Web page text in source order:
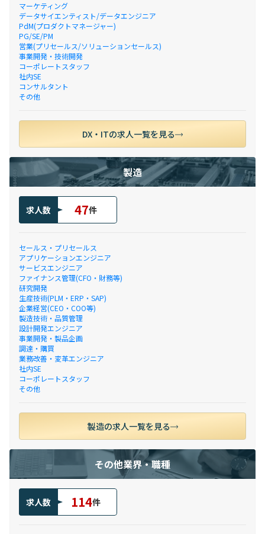
マーケティング
データサイエンティスト/データエンジニア
PdM(プロダクトマネージャー)
PG/SE/PM
営業(プリセールス/ソリューションセールス)
事業開発・技術開発
コーポレートスタッフ
社内SE
コンサルタント
その他
DX・ITの求人一覧を見る
製造
求人数 47件
セールス・プリセールス
アプリケーションエンジニア
サービスエンジニア
ファイナンス管理(CFO・財務等)
研究開発
生産技術(PLM・ERP・SAP)
企業経営(CEO・COO等)
製造技術・品質管理
設計開発エンジニア
事業開発・製品企画
調達・購買
業務改善・変革エンジニア
社内SE
コーポレートスタッフ
その他
製造の求人一覧を見る
その他業界・職種
求人数 114件